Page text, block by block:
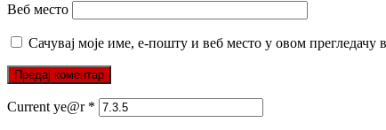
Веб место
Сачувај моје име, е-пошту и веб место у овом прегледачу
Current ye@r *